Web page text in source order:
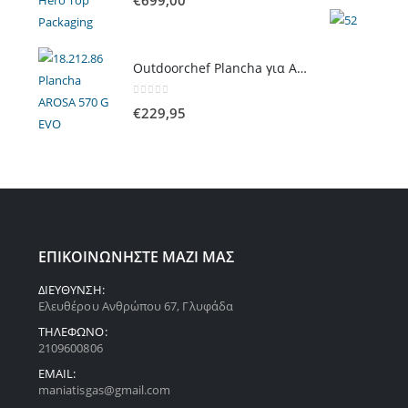
Outdoorchef Plancha για Arosa Evo
€229,95
ΕΠΙΚΟΙΝΩΝΗΣΤΕ ΜΑΖΙ ΜΑΣ
ΔΙΕΥΘΥΝΣΗ:
Ελευθέρου Ανθρώπου 67, Γλυφάδα
ΤΗΛΕΦΩΝΟ:
2109600806
EMAIL:
maniatisgas@gmail.com